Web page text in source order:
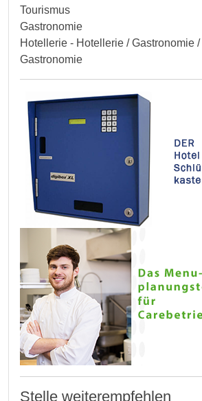
Tourismus
Gastronomie
Hotellerie - Hotellerie / Gastronomie
Gastronomie
Stelle weiterempfehlen